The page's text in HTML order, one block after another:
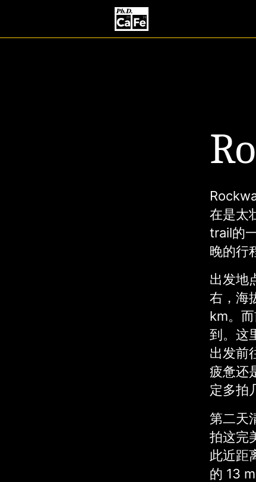
在是太
trail的
晚的行
出发地
右，海
km。
到。这
出发前
疲惫还
定多拍
第二天
拍这完
此近距
的 13